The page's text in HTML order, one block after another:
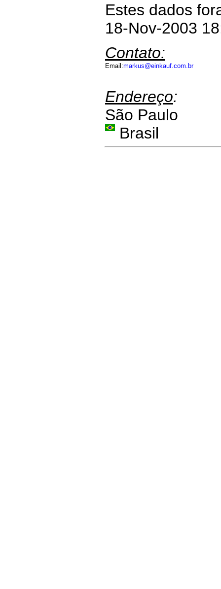
Estes dados
18-Nov-2003
Contato:
Email:markus@einkauf.com.br
Endereço:
São Paulo
Brasil